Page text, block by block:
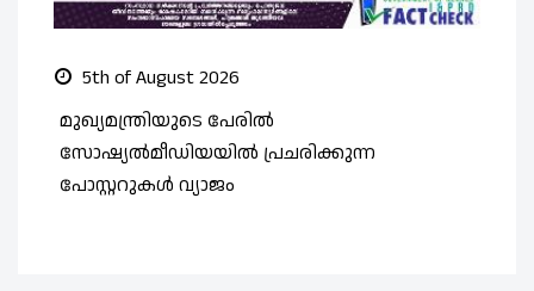
5th of August 2026
മുഖ്യമന്ത്രിയുടെ പേരിൽ
സോഷ്യൽമീഡിയയിൽ പ്രചരിക്കുന്ന
പോസ്റ്ററുകൾ വ്യാജം